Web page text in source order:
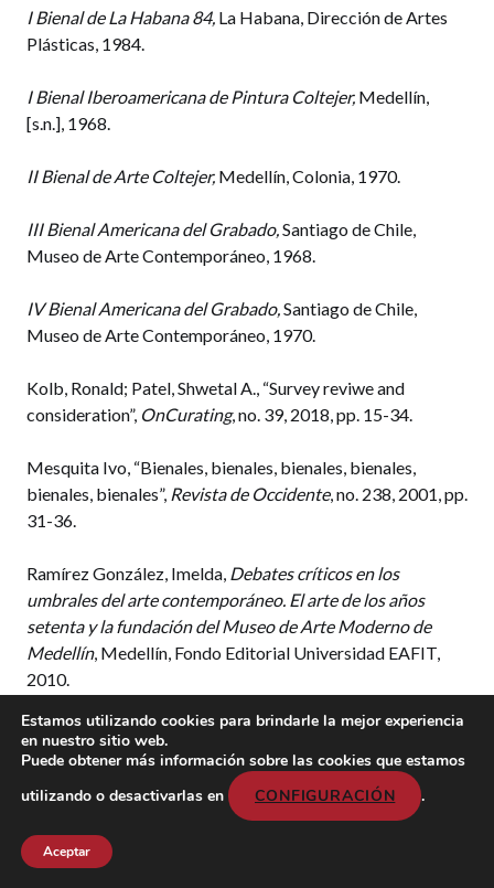
I Bienal de La Habana 84, La Habana, Dirección de Artes
Plásticas, 1984.
I Bienal Iberoamericana de Pintura Coltejer, Medellín,
[s.n.], 1968.
II Bienal de Arte Coltejer, Medellín, Colonia, 1970.
III Bienal Americana del Grabado,Santiago de Chile,
Museo de Arte Contemporáneo, 1968.
IV Bienal Americana del Grabado,Santiago de Chile,
Museo de Arte Contemporáneo, 1970.
Kolb, Ronald; Patel, Shwetal A., “Survey reviwe and
consideration”, OnCurating, no. 39, 2018, pp. 15-34.
Mesquita Ivo, “Bienales, bienales, bienales, bienales,
bienales, bienales”, Revista de Occidente, no. 238, 2001, pp.
31-36.
Ramírez González, Imelda, Debates críticos en los
umbrales del arte contemporáneo. El arte de los años
setenta y la fundación del Museo de Arte Moderno de
Medellín, Medellín, Fondo Editorial Universidad EAFIT,
2010.
Rocca, María Cristina; Panzetta, Ricardo, “Bienales de
Córdoba: arte, ciudad e ideologías”,Estudios,no. 10, 1998,
pp. 93-108.
Segunda Bienal Americana del Grabado
Editorial Universitaria, 1965.
Estamos utilizando cookies para brindarle la mejor experiencia
en nuestro sitio web.
Puede obtener más información sobre las cookies que estamos
utilizando o desactivarlas en
CONFIGURACIÓN .
Aceptar